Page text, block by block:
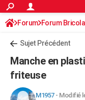
ACTUALITÉS
Politique
Société
Faits Divers
Education
Monde
Villes
+
Programme TV
TNTStreaming
Cinéma
Sorties cinéma
Musique
+FINANCE
Retraite
Impôts
Epargne
Immobilier
Risques naturels par ville
Banque
Assurance
Crédit
AUTO
Forum Forum
Sujet Précédent
Manche en
friteuse
M1957- Modifié